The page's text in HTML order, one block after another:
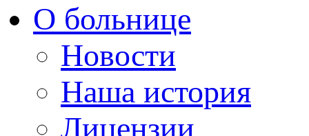
О больнице
Новости
Наша история
Лицензии